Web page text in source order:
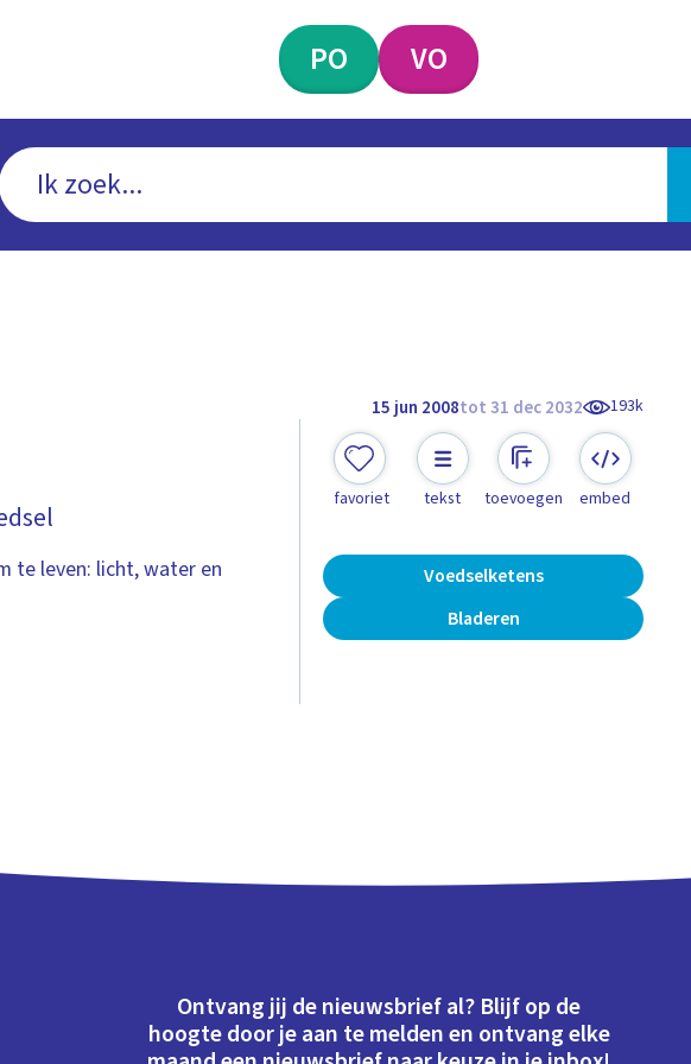
PO VO
15 jun 2008tot 31 dec 2032 193k
te leven: licht, water en
favoriet tekst toevoegen embed
Voedselketens
Bladeren
Ontvang jij de nieuwsbrief al? Blijf op de
hoogte door je aan te melden en ontvang elke